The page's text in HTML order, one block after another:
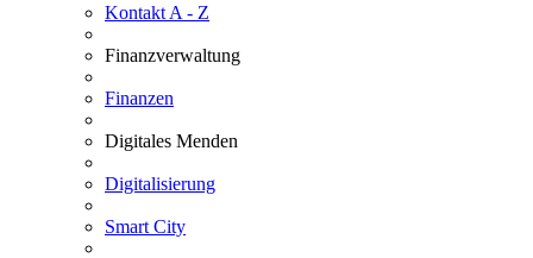
Kontakt A - Z
Finanzverwaltung
Finanzen
Digitales Menden
Digitalisierung
Smart City